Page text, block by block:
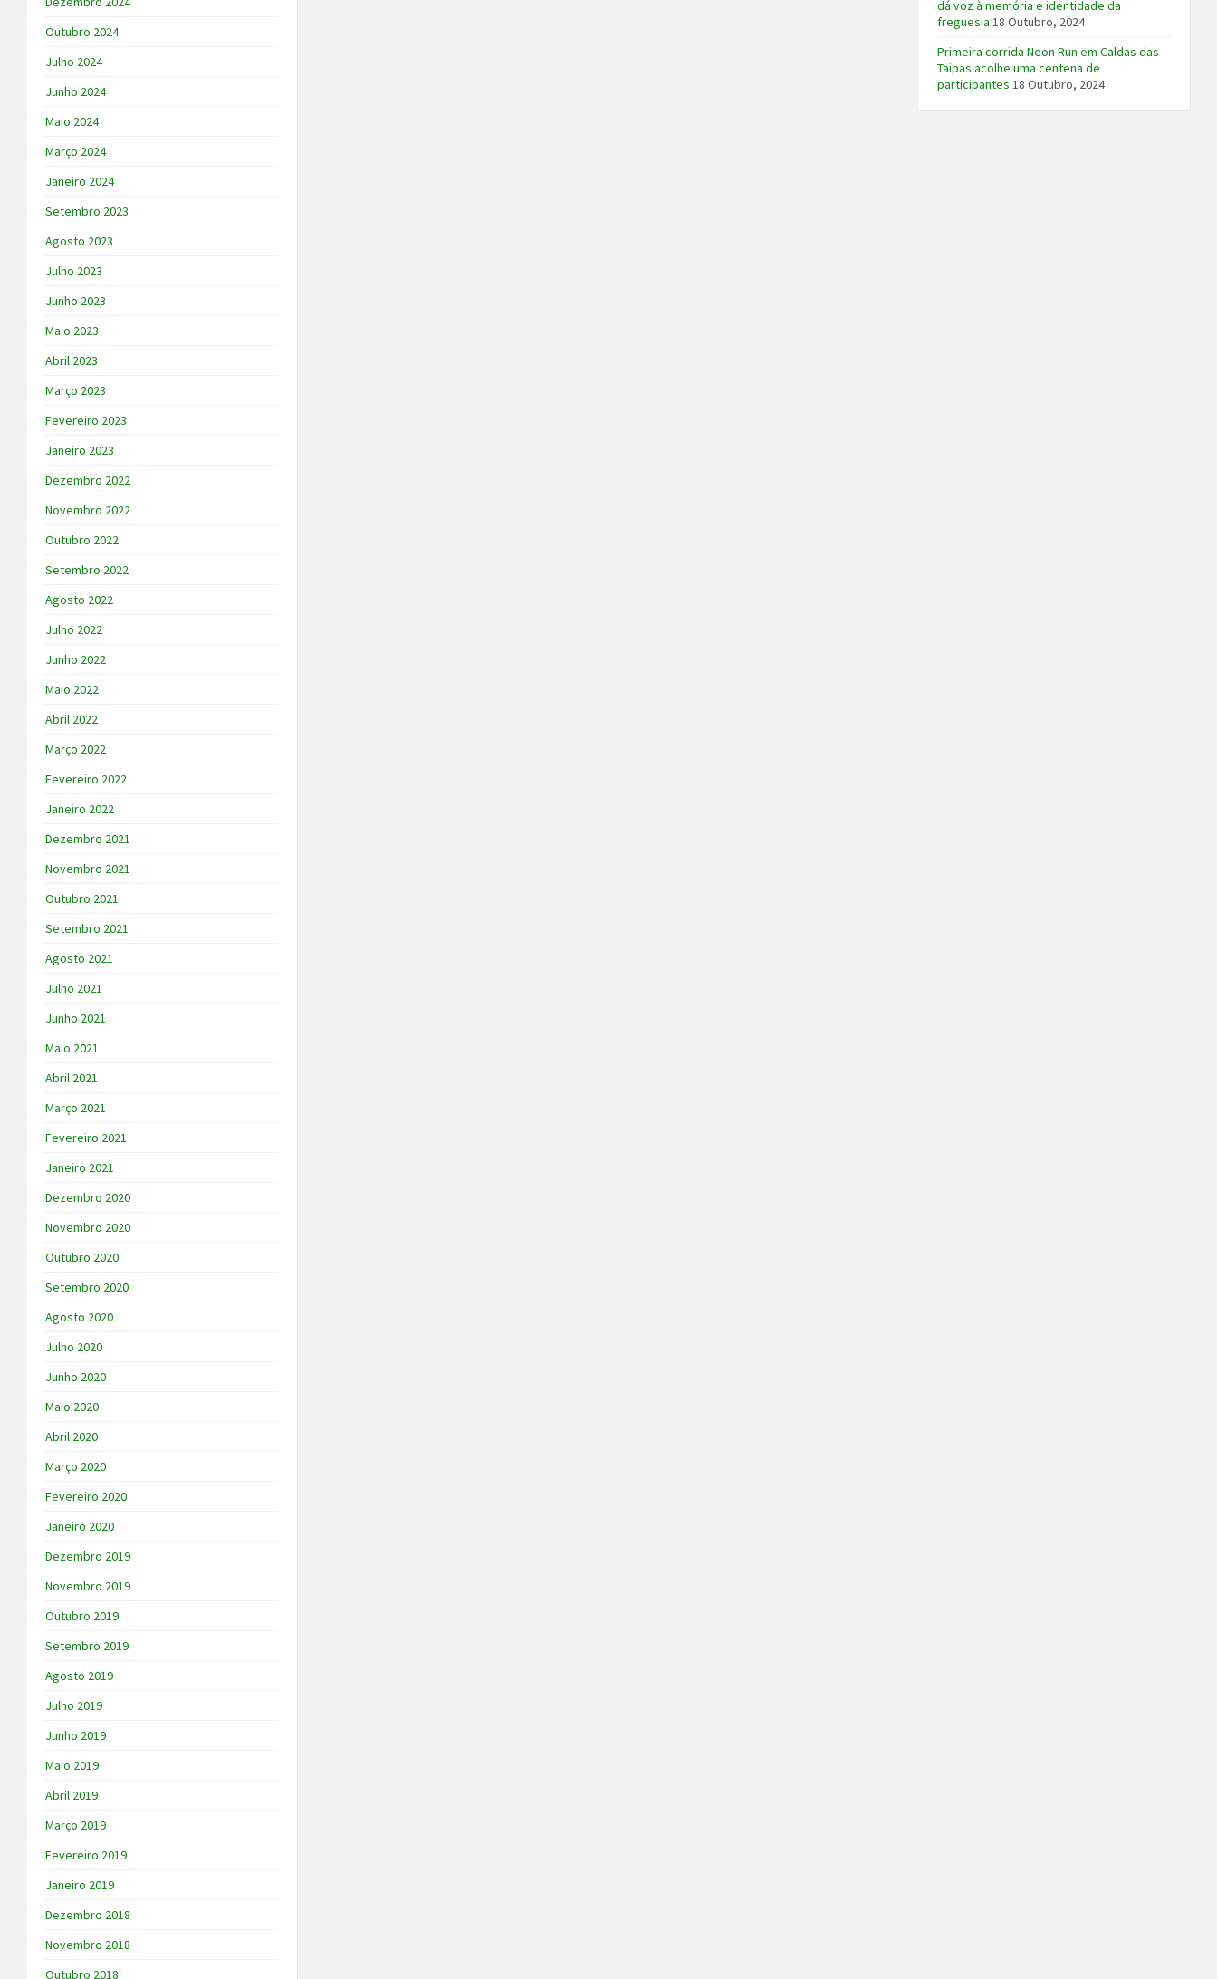
Outubro 2024
Julho 2024
Junho 2024
Maio 2024
Março 2024
Janeiro 2024
Setembro 2023
Agosto 2023
Julho 2023
Junho 2023
Maio 2023
Abril 2023
Março 2023
Fevereiro 2023
Janeiro 2023
Dezembro 2022
Novembro 2022
Outubro 2022
Setembro 2022
Agosto 2022
Julho 2022
Junho 2022
Maio 2022
Abril 2022
Março 2022
Fevereiro 2022
Janeiro 2022
Dezembro 2021
Novembro 2021
Outubro 2021
Setembro 2021
Agosto 2021
Julho 2021
Junho 2021
Maio 2021
Abril 2021
Março 2021
Fevereiro 2021
Janeiro 2021
Dezembro 2020
Novembro 2020
Outubro 2020
Setembro 2020
Agosto 2020
Julho 2020
Junho 2020
Maio 2020
Abril 2020
Março 2020
Fevereiro 2020
Janeiro 2020
Dezembro 2019
Novembro 2019
Outubro 2019
Setembro 2019
Agosto 2019
Julho 2019
Junho 2019
Maio 2019
Abril 2019
Março 2019
Fevereiro 2019
Janeiro 2019
Dezembro 2018
Novembro 2018
Outubro 2018
dá voz à memória e identidade da
freguesia 18 Outubro, 2024
Primeira corrida Neon Run em Caldas das
Taipas acolhe uma centena de
participantes 18 Outubro, 2024